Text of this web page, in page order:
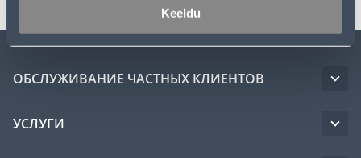
Keeldu
ОБСЛУЖИВАНИЕ ЧАСТНЫХ КЛИЕНТОВ
УСЛУГИ